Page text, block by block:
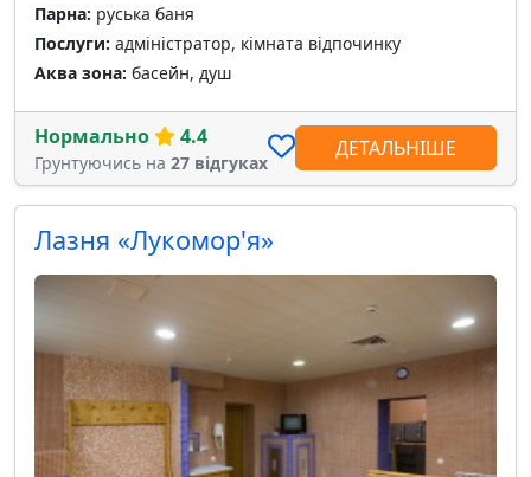
Парна: руська баня
Послуги: адміністратор, кімната відпочинку
Аква зона: басейн, душ
Нормально 4.4
Грунтуючись на 27 відгуках
ДЕТАЛЬНІШЕ
Лазня «Лукомор'я»